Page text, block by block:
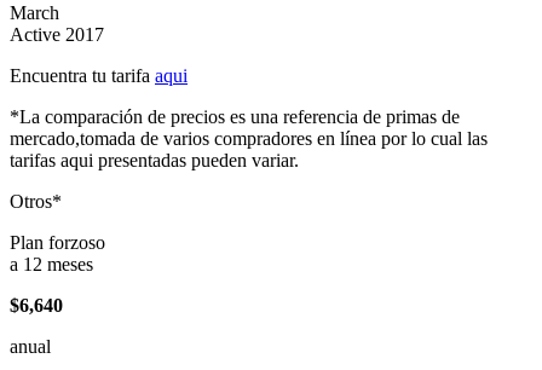
March
Active 2017
Encuentra tu tarifa aqui
*La comparación de precios es una referencia de primas de
mercado,tomada de varios compradores en línea por lo cual las
tarifas aqui presentadas pueden variar.
Otros*
Plan forzoso
a 12 meses
$6,640
anual